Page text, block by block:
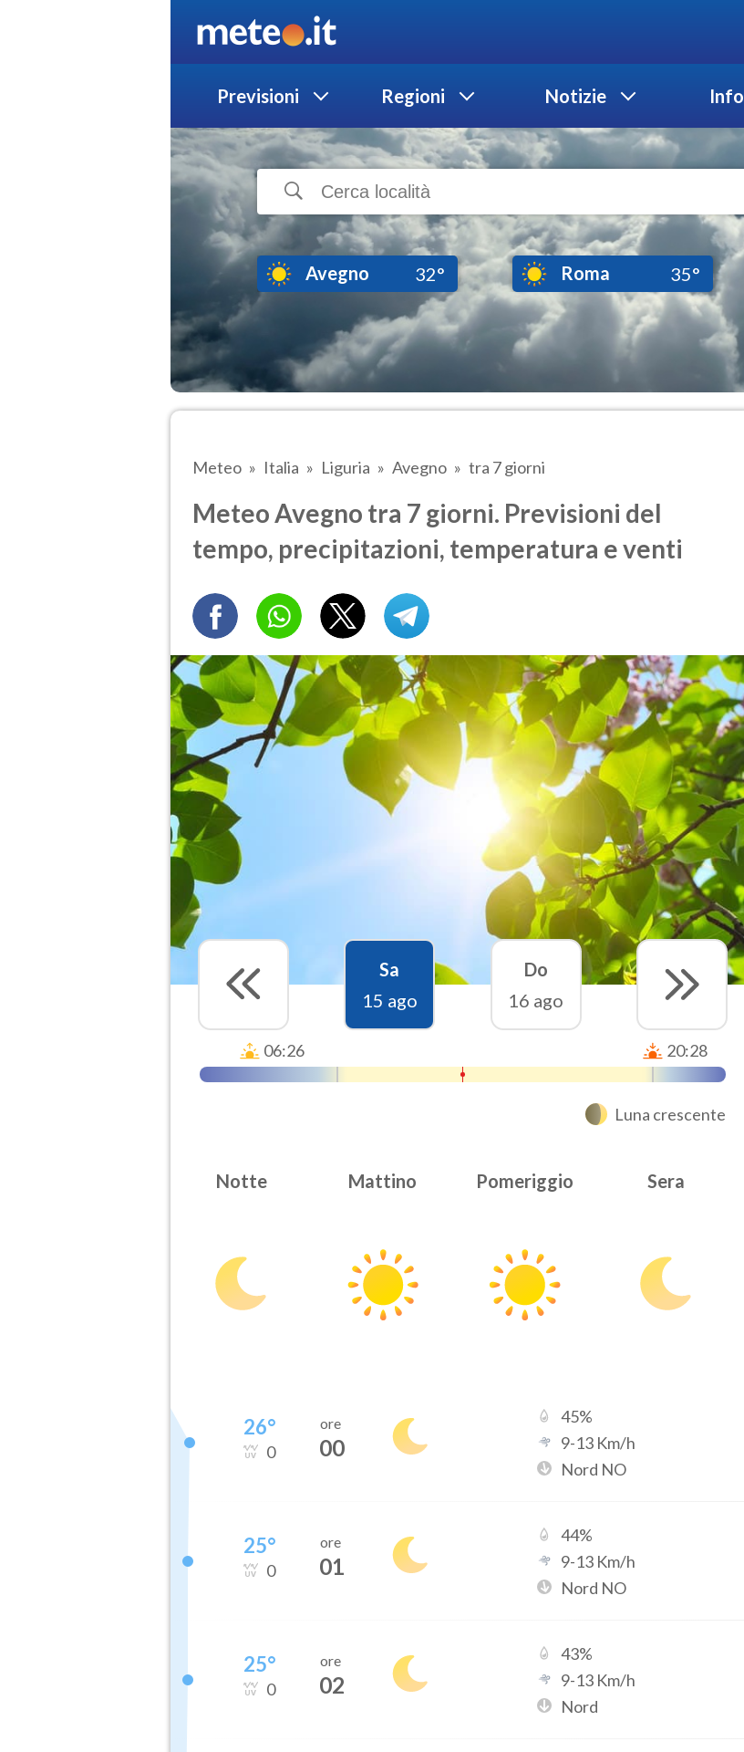
Previsioni Regioni Notizie Info
Avegno 32° Roma 35°
Meteo Italia Liguria Avegno tra 7 giorni
Meteo Avegno tra 7 giorni. Previsioni del
tempo, precipitazioni, temperatura e venti
Sa
15 ago
Do
16 ago
06:26 20:28
Luna crescente
Notte Mattino Pomeriggio Sera
26°
0
ore
00
45%
9-13 Km/h
Nord NO
25°
0
ore
01
44%
9-13 Km/h
Nord NO
25°
0
ore
02
43%
9-13 Km/h
Nord